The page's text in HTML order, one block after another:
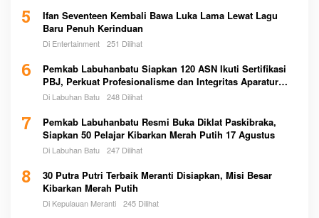
5
Ifan Seventeen Kembali Bawa Luka Lama Lewat Lagu
Baru Penuh Kerinduan
Di Entertainment 251 Dilihat
6
Pemkab Labuhanbatu Siapkan 120 ASN Ikuti Sertifikasi
PBJ, Perkuat Profesionalisme dan Integritas Aparatur
Pemerintah
Di Labuhan Batu 248 Dilihat
7
Pemkab Labuhanbatu Resmi Buka Diklat Paskibraka,
Siapkan 50 Pelajar Kibarkan Merah Putih 17 Agustus
Di Labuhan Batu 247 Dilihat
8
30 Putra Putri Terbaik Meranti Disiapkan, Misi Besar
Kibarkan Merah Putih
Di Kepulauan Meranti 245 Dilihat